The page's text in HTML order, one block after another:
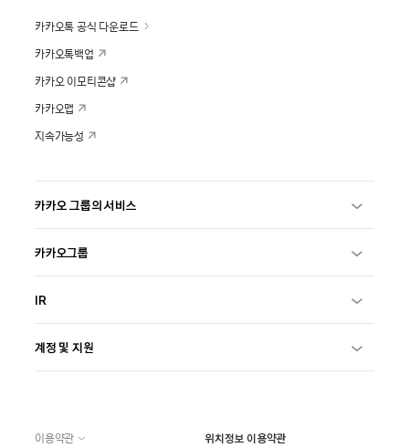
카카오톡 공식 다운로드
카카오톡백업
카카오 이모티콘샵
카카오맵
지속가능성
카카오 그룹의 서비스
카카오그룹
IR
계정 및 지원
이용약관
위치정보 이용약관